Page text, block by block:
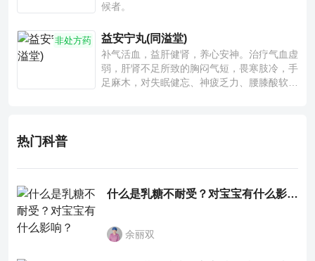
候者。
非处方药 益安宁丸(同溢堂)
补气活血，益肝健肾，养心安神。治疗气血虚
弱，肝肾不足所致的胸闷气短，畏寒肢冷，手
足麻木，对失眠健忘、神疲乏力、腰膝酸软也
热门科普
什么是乳糖不耐受？对宝宝有什么影响？
余丽双